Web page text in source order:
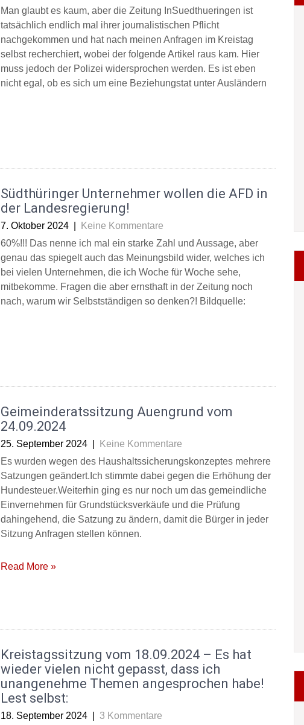
Man glaubt es kaum, aber die Zeitung InSuedthueringen ist
tatsächlich endlich mal ihrer journalistischen Pflicht
nachgekommen und hat nach meinen Anfragen im Kreistag
selbst recherchiert, wobei der folgende Artikel raus kam. Hier
muss jedoch der Polizei widersprochen werden. Es ist eben
nicht egal, ob es sich um eine Beziehungstat unter Ausländern
Südthüringer Unternehmer wollen die AFD in
der Landesregierung!
7. Oktober 2024
Keine Kommentare
60%!!! Das nenne ich mal ein starke Zahl und Aussage, aber
genau das spiegelt auch das Meinungsbild wider, welches ich
bei vielen Unternehmen, die ich Woche für Woche sehe,
mitbekomme. Fragen die aber ernsthaft in der Zeitung noch
nach, warum wir Selbstständigen so denken?! Bildquelle:
Geimeinderatssitzung Auengrund vom
24.09.2024
25. September 2024
Keine Kommentare
Es wurden wegen des Haushaltssicherungskonzeptes mehrere
Satzungen geändert.Ich stimmte dabei gegen die Erhöhung der
Hundesteuer.Weiterhin ging es nur noch um das gemeindliche
Einvernehmen für Grundstücksverkäufe und die Prüfung
dahingehend, die Satzung zu ändern, damit die Bürger in jeder
Sitzung Anfragen stellen können.
Read More »
Kreistagssitzung vom 18.09.2024 – Es hat
wieder vielen nicht gepasst, dass ich
unangenehme Themen angesprochen habe!
Lest selbst:
18. September 2024 3 Kommentare